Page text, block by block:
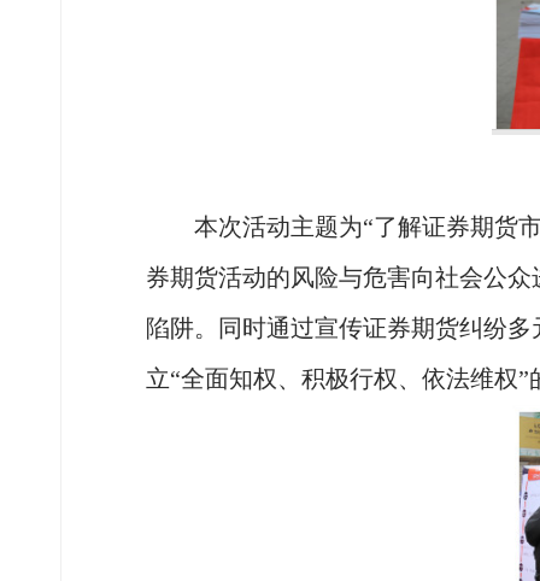
本次活动主题为“了解证券期货
券期货活动的风险与危害向社会公
陷阱。同时通过宣传证券期货纠纷
立“全面知权、积极行权、依法维权